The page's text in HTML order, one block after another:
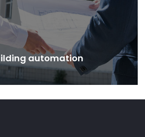
automation